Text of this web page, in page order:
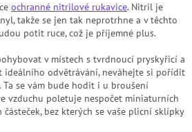
ochranné nitrilové rukavice. Nitril je
takže se jen tak neprotrhne a v těchto
potit ruce, což je příjemné plus.
v místech s tvrdnoucí pryskyřicí a
ideálního odvětrávání, neváhejte si pořídit
Ta se vám bude hodit i u broušení
vzduchu poletuje nespočet miniaturních
bez kterých se vaše plicní sklípky